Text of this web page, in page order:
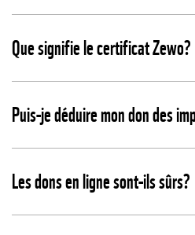
Que signifie le certificat Zewo?
Puis-je déduire mon don des
Les dons en ligne sont-ils sûrs?